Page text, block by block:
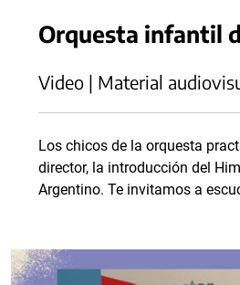
Orquesta infantil
Video | Material
Los chicos de la orquesta
director, la introducción del
Argentino. Te invitamos a